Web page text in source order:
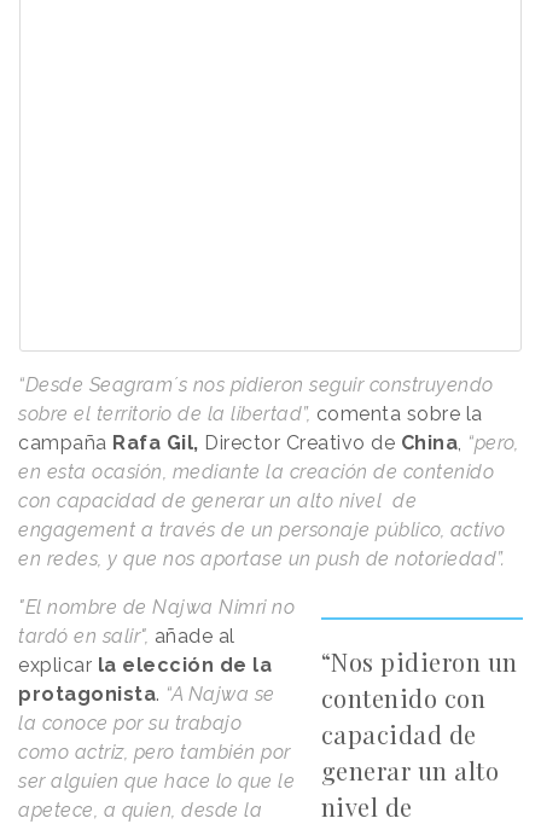
“Desde Seagram´s nos pidieron seguir construyendo
sobre el territorio de la libertad”, comenta sobre la
campaña Rafa Gil, Director Creativo de China, “pero,
en esta ocasión, mediante la creación de contenido
con capacidad de generar un alto nivel de
engagement a través de un personaje público, activo
en redes, y que nos aportase un push de notoriedad”.
“Nos pidieron un
contenido con
capacidad de
generar un alto
nivel de
"El nombre de Najwa Nimri no
tardó en salir", añade al
explicar la elección de la
protagonista. “A Najwa se
la conoce por su trabajo
como actriz, pero también por
ser alguien que hace lo que le
apetece, a quien, desde la